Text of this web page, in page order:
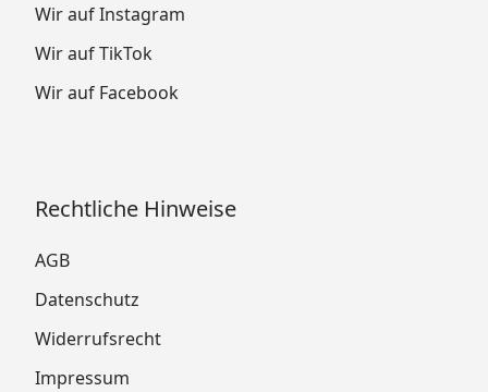
Wir auf Instagram
Wir auf TikTok
Wir auf Facebook
Rechtliche Hinweise
AGB
Datenschutz
Widerrufsrecht
Impressum